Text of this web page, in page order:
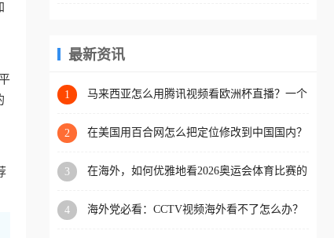
区工作、留学、定居等，都
权限制所困扰。
回国加速器，即可解决「海
版权限制」的问题，无论人
国、加拿大、澳大利亚、欧
学、定居等，都可以使用，
最新资讯
1
马来西亚怎么用腾讯视频看欧洲杯直播？一个
2
在美国用百合网怎么把定位修改到中国国内？
3
在海外，如何优雅地看2026奥运会体育比赛的
4
海外党必看：CCTV视频海外看不了怎么办？